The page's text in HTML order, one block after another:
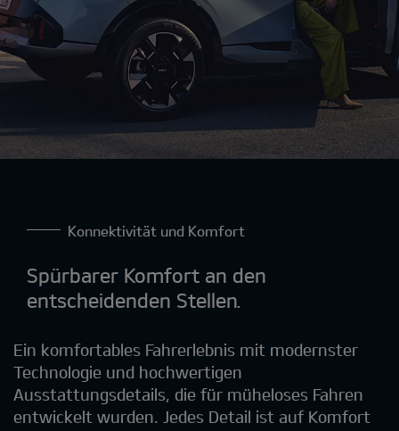
Konnektivität und Komfort
Spürbarer Komfort an den
entscheidenden Stellen.
Ein komfortables Fahrerlebnis mit modernster
Technologie und hochwertigen
Ausstattungsdetails, die für müheloses Fahren
entwickelt wurden. Jedes Detail ist auf Komfort